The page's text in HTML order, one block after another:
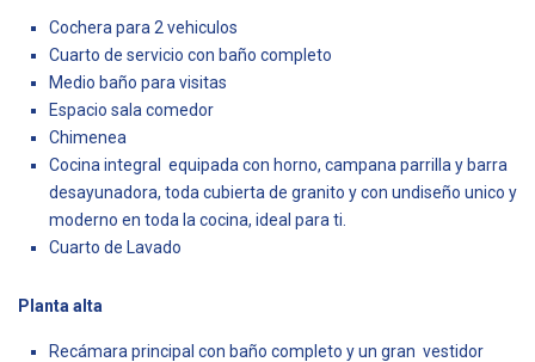
Cochera para 2 vehiculos
Cuarto de servicio con baño completo
Medio baño para visitas
Espacio sala comedor
Chimenea
Cocina integral equipada con horno, campana parrilla y barra
desayunadora, toda cubierta de granito y con undiseño unico y
moderno en toda la cocina, ideal para ti.
Cuarto de Lavado
Planta alta
Recámara principal con baño completo y un gran vestidor